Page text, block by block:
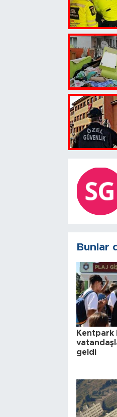
Bunlar
Kentpark
geldi